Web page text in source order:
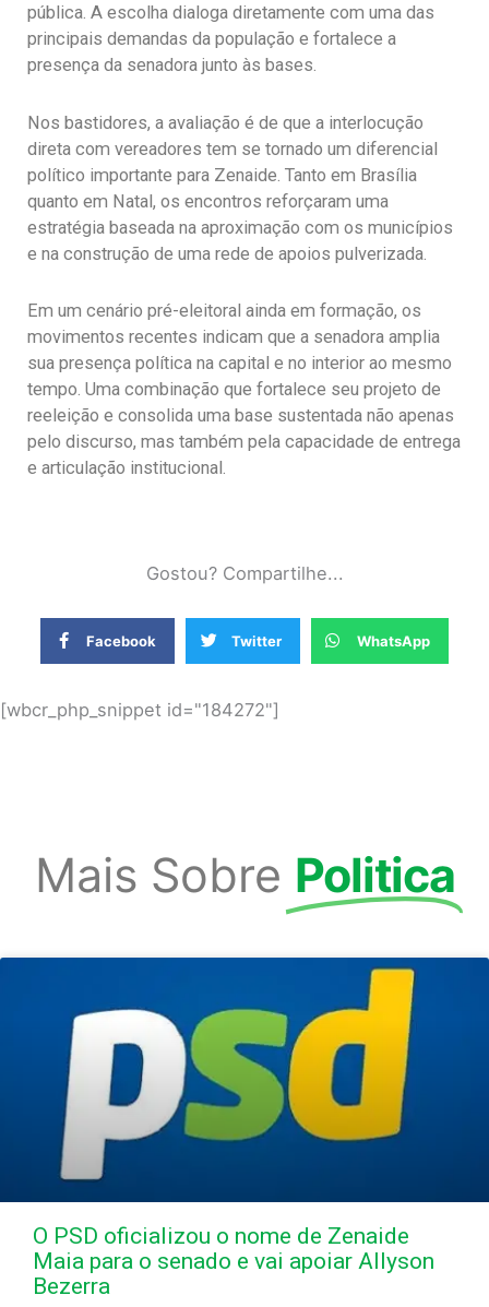
pública. A escolha dialoga diretamente com uma das
principais demandas da população e fortalece a
presença da senadora junto às bases.
Nos bastidores, a avaliação é de que a interlocução
direta com vereadores tem se tornado um diferencial
político importante para Zenaide. Tanto em Brasília
quanto em Natal, os encontros reforçaram uma
estratégia baseada na aproximação com os municípios
e na construção de uma rede de apoios pulverizada.
Em um cenário pré-eleitoral ainda em formação, os
movimentos recentes indicam que a senadora amplia
sua presença política na capital e no interior ao mesmo
tempo. Uma combinação que fortalece seu projeto de
reeleição e consolida uma base sustentada não apenas
pelo discurso, mas também pela capacidade de entrega
e articulação institucional.
Gostou? Compartilhe...
Facebook Twitter WhatsApp
[wbcr_php_snippet id="184272"]
Mais Sobre Politica
O PSD oficializou o nome de Zenaide
Maia para o senado e vai apoiar Allyson
Bezerra